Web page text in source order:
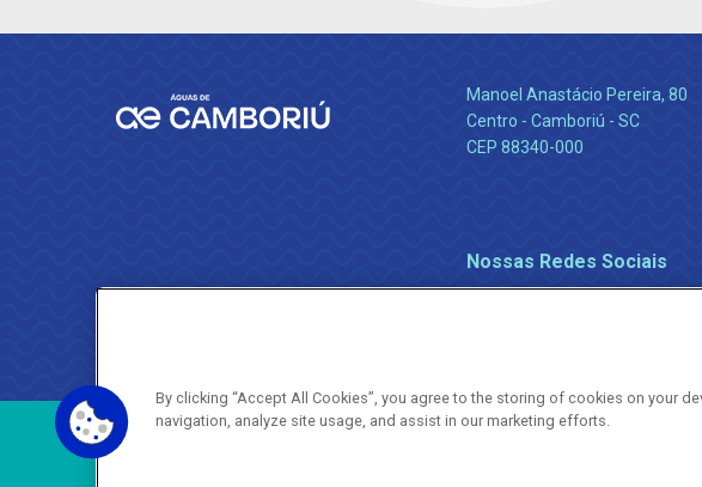
Manoel Anastácio Pereira, 80
Centro - Camboriú - SC
CEP 88340-000
Nossas Redes Sociais
By clicking “Accept All Cookies”, you agree to the storing of cookies on your
navigation, analyze site usage, and assist in our marketing efforts.